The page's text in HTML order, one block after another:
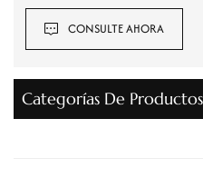
CONSULTE AHORA
Categorías De Productos